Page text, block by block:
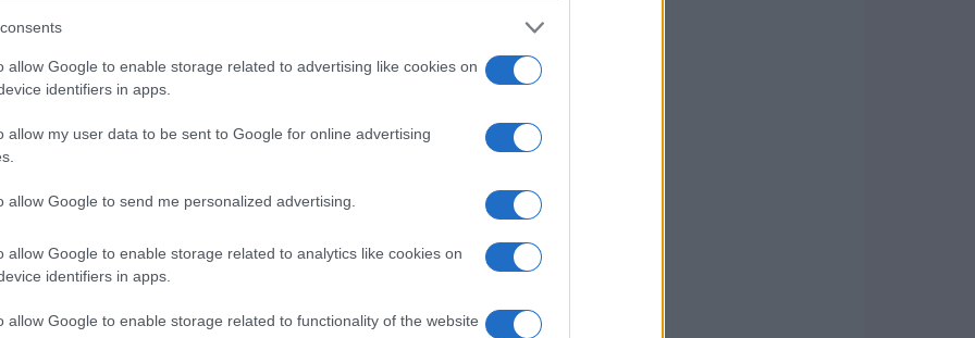
allow Google to enable storage related to advertising like cookies on
identifiers in apps.
allow my user data to be sent to Google for online advertising
allow Google to send me personalized advertising.
allow Google to enable storage related to analytics like cookies on
identifiers in apps.
allow Google to enable storage related to functionality of the website
è un componente di trucco che risponde
dal rasoio, la polvere fine che aderisce
Per la mia esperienza di truccatrice,
un mezzo minuto di spray al posto di cinque